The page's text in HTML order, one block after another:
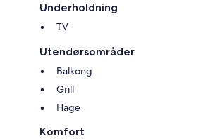
Underholdning
TV
Utendørsområder
Balkong
Grill
Hage
Komfort